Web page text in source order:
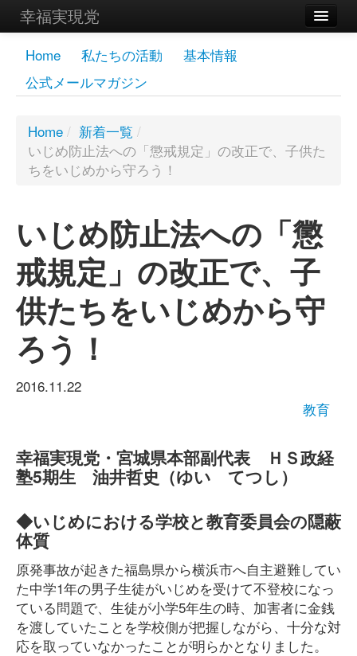
幸福実現党
メンバーズページ
党員
お問い合わせ
Home 私たちの活動
基本情報
公式メールマガジン
Home / 新着一覧 /
いじめ防止法への「懲戒規定」の改正で、子供た
ちをいじめから守ろう！
いじめ防止法への「懲
戒規定」の改正で、子
供たちをいじめから守
ろう！
2016.11.22
教育
幸福実現党・宮城県本部副代表 ＨＳ政経
塾5期生 油井哲史（ゆい てつし）
◆いじめにおける学校と教育委員会の隠蔽
体質
原発事故が起きた福島県から横浜市へ自主避難してい
た中学1年の男子生徒がいじめを受けて不登校になっ
ている問題で、生徒が小学5年生の時、加害者に金銭
を渡していたことを学校側が把握しながら、十分な対
応を取っていなかったことが明らかとなりました。